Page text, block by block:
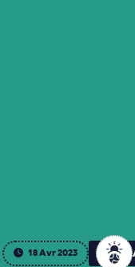
18 Avr 2023